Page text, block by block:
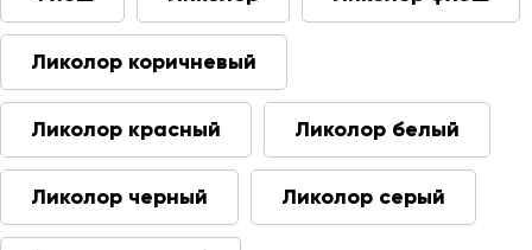
Ликолор коричневый
Ликолор красный Ликолор белый
Ликолор черный Ликолор серый